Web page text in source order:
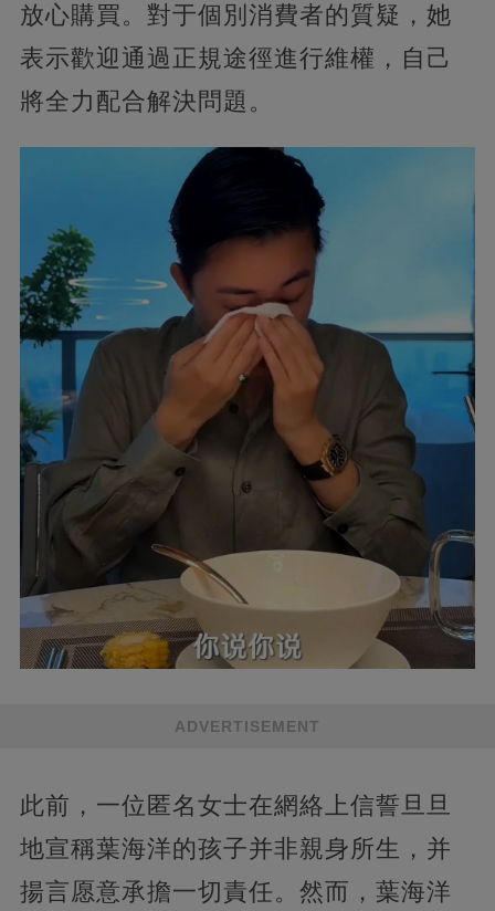
放心購買。對于個別消費者的質疑，她
表示歡迎通過正規途徑進行維權，自己
將全力配合解決問題。
ADVERTISEMENT
此前，一位匿名女士在網絡上信誓旦旦
地宣稱葉海洋的孩子并非親身所生，并
揚言愿意承擔一切責任。然而，葉海洋